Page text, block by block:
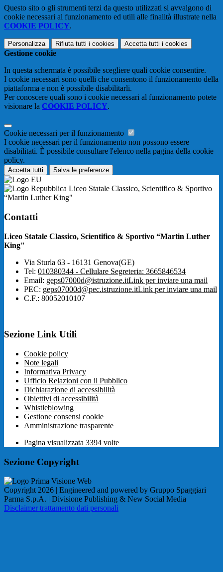
Questo sito o gli strumenti terzi da questo utilizzati si avvalgono di
cookie necessari al funzionamento ed utili alle finalità illustrate nella
COOKIE POLICY.
Personalizza Rifiuta tutti i cookies Accetta tutti i cookies
Gestione cookie
In questa schermata è possibile scegliere quali cookie consentire.
I cookie necessari sono quelli che consentono il funzionamento della
piattaforma e non è possibile disabilitarli.
Per conoscere quali sono i cookie necessari al funzionamento potete
visionare la COOKIE POLICY.
Cookie necessari per il funzionamento
I cookie necessari per il funzionamento non possono essere
disabilitati. È possibile consultare l'elenco nella pagina della cookie
policy.
Accetta tutti Salva le preferenze
Liceo Statale Classico, Scientifico & Sportivo
“Martin Luther King"
Contatti
Liceo Statale Classico, Scientifico & Sportivo “Martin Luther
King"
Via Sturla 63 - 16131 Genova(GE)
Tel: 010380344 - Cellulare Segreteria: 3665846534
Email: geps07000d@istruzione.itLink per inviare una mail
PEC: geps07000d@pec.istruzione.itLink per inviare una mail
C.F.: 80052010107
Sezione Link Utili
Cookie policy
Note legali
Informativa Privacy
Ufficio Relazioni con il Pubblico
Dichiarazione di accessibilità
Obiettivi di accessibilità
Whistleblowing
Gestione consensi cookie
Amministrazione trasparente
Pagina visualizzata 3394 volte
Sezione Copyright
Copyright 2026 | Engineered and powered by Gruppo Spaggiari
Parma S.p.A. | Divisione Publishing & New Social Media
Disclaimer trattamento dati personali